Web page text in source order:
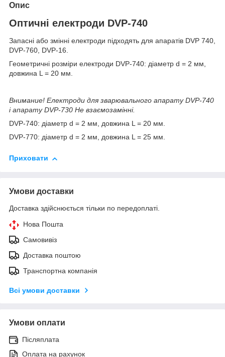
Опис
Оптичні електроди DVP-740
Запасні або змінні електроди підходять для апаратів DVP 740,
DVP-760, DVP-16.
Геометричні розміри електроди DVP-740: діаметр d = 2 мм,
довжина L = 20 мм.
Внимание! Електроди для зварювального апарату DVP-740
і апарату DVP-730 Не взаємозамінні.
DVP-740: діаметр d = 2 мм, довжина L = 20 мм.
DVP-770: діаметр d = 2 мм, довжина L = 25 мм.
Приховати
Умови доставки
Доставка здійснюється тільки по передоплаті.
Нова Пошта
Самовивіз
Доставка поштою
Транспортна компанія
Всі умови доставки
Умови оплати
Післяплата
Оплата на рахунок